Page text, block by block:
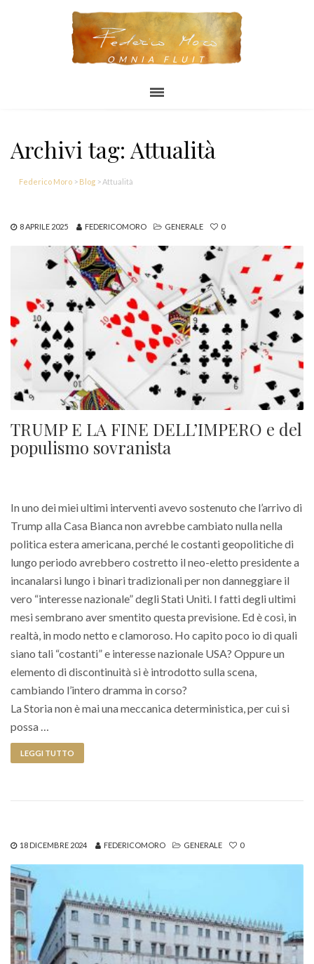
OMNIA FLUIT
Archivi tag: Attualità
Federico Moro > Blog > Attualità
8 APRILE 2025 FEDERICOMORO GENERALE 0
TRUMP E LA FINE DELL’IMPERO e del
populismo sovranista
In uno dei miei ultimi interventi avevo sostenuto che l’arrivo di
Trump alla Casa Bianca non avrebbe cambiato nulla nella
politica estera americana, perché le costanti geopolitiche di
lungo periodo avrebbero costretto il neo-eletto presidente a
incanalarsi lungo i binari tradizionali per non danneggiare il
vero “interesse nazionale” degli Stati Uniti. I fatti degli ultimi
mesi sembrano aver smentito questa previsione. Ed è così, in
realtà, in modo netto e clamoroso. Ho capito poco io di quali
siano tali “costanti” e interesse nazionale USA? Oppure un
elemento di discontinuità si è introdotto sulla scena,
cambiando l’intero dramma in corso?
La Storia non è mai una meccanica deterministica, per cui si
possa …
LEGGI TUTTO
18 DICEMBRE 2024 FEDERICOMORO GENERALE 0